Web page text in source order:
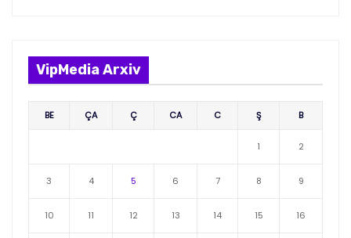
VipMedia Arxiv
BE ÇA Ç CA C Ş B
1 2
3 4 5 6 7 8 9
10 11 12 13 14 15 16